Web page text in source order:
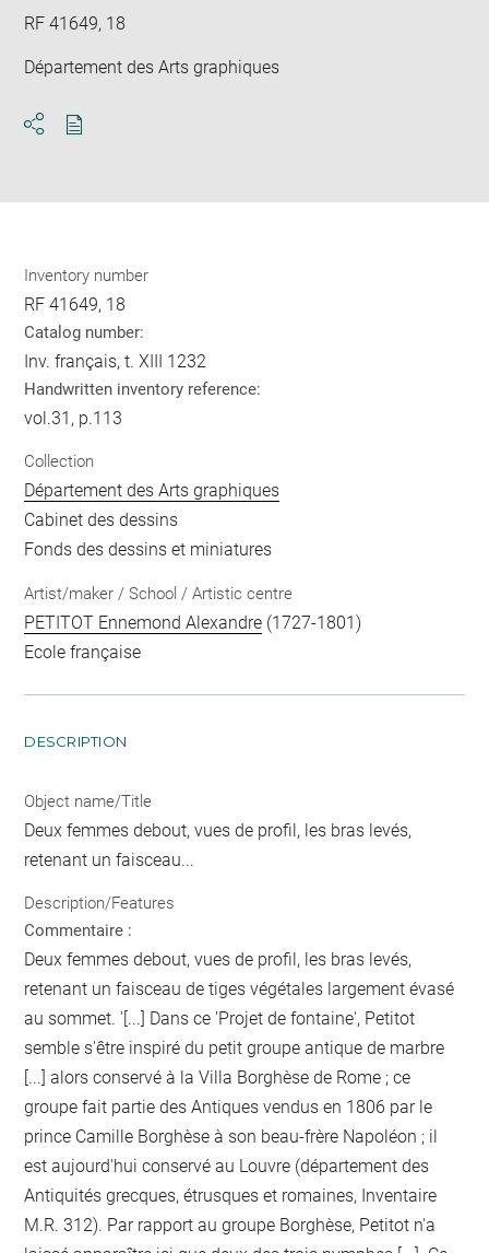
RF 41649, 18
Département des Arts graphiques
Inventory number
RF 41649, 18
Catalog number:
Inv. français, t. XIII 1232
Handwritten inventory reference:
vol.31, p.113
Collection
Département des Arts graphiques
Cabinet des dessins
Fonds des dessins et miniatures
Artist/maker / School / Artistic centre
PETITOT Ennemond Alexandre (1727-1801)
Ecole française
DESCRIPTION
Object name/Title
Deux femmes debout, vues de profil, les bras levés,
retenant un faisceau...
Description/Features
Commentaire :
Deux femmes debout, vues de profil, les bras levés,
retenant un faisceau de tiges végétales largement évasé
au sommet. '[...] Dans ce 'Projet de fontaine', Petitot
semble s'être inspiré du petit groupe antique de marbre
[...] alors conservé à la Villa Borghèse de Rome ; ce
groupe fait partie des Antiques vendus en 1806 par le
prince Camille Borghèse à son beau-frère Napoléon ; il
est aujourd'hui conservé au Louvre (département des
Antiquités grecques, étrusques et romaines, Inventaire
M.R. 312). Par rapport au groupe Borghèse, Petitot n'a